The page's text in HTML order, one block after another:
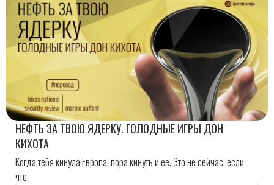
НЕФТЬ ЗА ТВОЮ ЯДЕРКУ. ГОЛОДНЫЕ ИГРЫ ДОН
КИХОТА
Когда тебя кинула Европа, пора кинуть и её. Это не сейчас, если
что.